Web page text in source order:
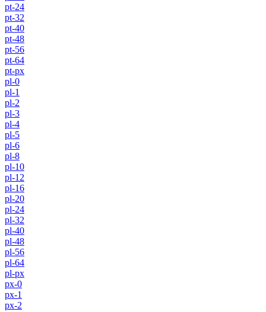
pt-24
pt-32
pt-40
pt-48
pt-56
pt-64
pt-px
pl-0
pl-1
pl-2
pl-3
pl-4
pl-5
pl-6
pl-8
pl-10
pl-12
pl-16
pl-20
pl-24
pl-32
pl-40
pl-48
pl-56
pl-64
pl-px
px-0
px-1
px-2